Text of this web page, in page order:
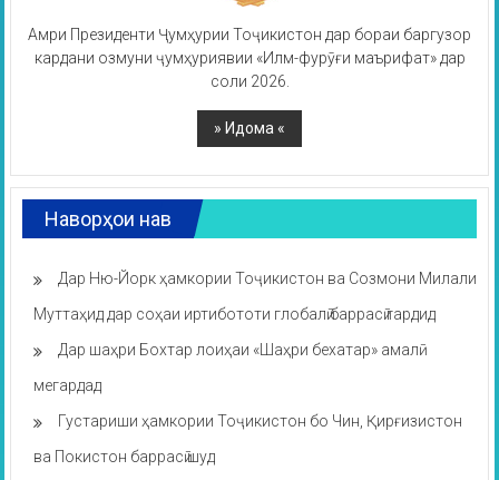
Амри Президенти Ҷумҳурии Тоҷикистон дар бораи баргузор
кардани озмуни ҷумҳуриявии «Илм-фурӯғи маърифат» дар
соли 2026.
Наворҳои нав
Дар Ню-Йорк ҳамкории Тоҷикистон ва Созмони Милали
Муттаҳид дар соҳаи иртибототи глобалӣ баррасӣ гардид
Дар шаҳри Бохтар лоиҳаи «Шаҳри бехатар» амалӣ
мегардад
Густариши ҳамкории Тоҷикистон бо Чин, Қирғизистон
ва Покистон баррасӣ шуд